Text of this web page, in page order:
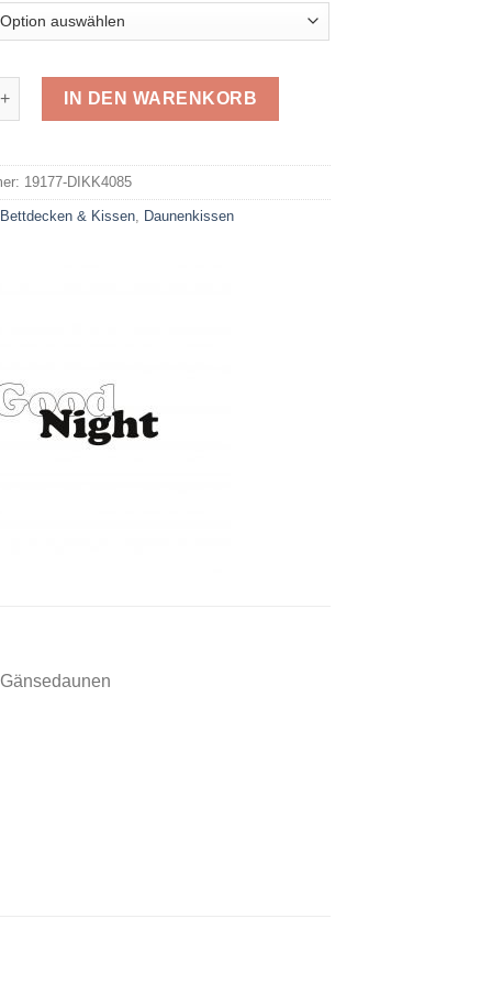
Kopfkissen 40/80 Menge
IN DEN WARENKORB
19177-DIKK4085
Bettdecken & Kissen Daunenkissen